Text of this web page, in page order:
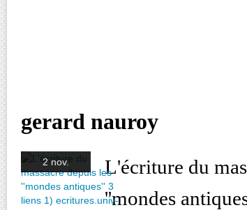
gerard nauroy
2 nov.
L'écriture du
''mondes